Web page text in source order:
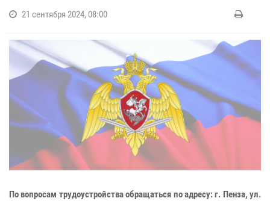
21 сентября 2024, 08:00
По вопросам трудоустройства обращаться по адресу: г. Пенза, ул.